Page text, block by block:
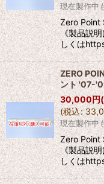
現在製作中
Zero Point
《製品説
しくは
ZERO
ント '07-
30,000円
(税込:
現在製作中
Zero Point
《製品説
しくは